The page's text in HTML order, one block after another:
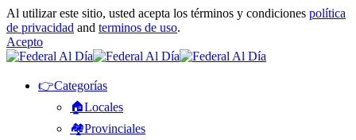
Al utilizar este sitio, usted acepta los términos y condiciones política
de privacidad and terminos de uso.
Acepto
👉Categorías
🏠Locales
🏘️Provinciales